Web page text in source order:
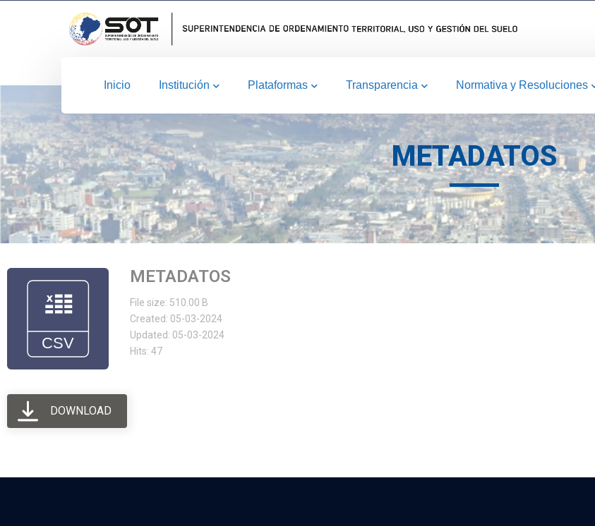
Inicio Institución Plataformas Transparencia Normativa y Resoluciones
METADATOS
METADATOS
File size: 510.00 B
Created: 05-03-2024
Updated: 05-03-2024
Hits: 47
DOWNLOAD